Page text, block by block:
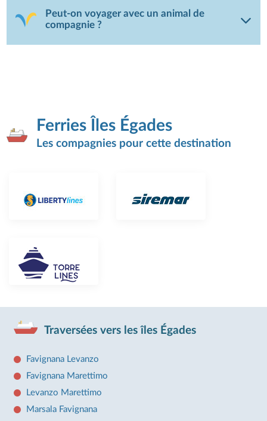
Peut-on voyager avec un animal de
compagnie ?
Ferries Îles Égades
Les compagnies pour cette destination
Traversées vers les îles Égades
Favignana Levanzo
Favignana Marettimo
Levanzo Marettimo
Marsala Favignana